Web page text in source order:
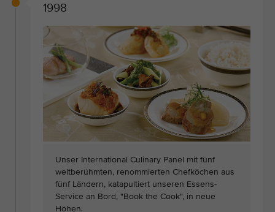
1998
Unser International Culinary Panel mit fünf
weltberühmten, renommierten Chefköchen aus
fünf Ländern, katapultiert unseren Essens-
Service an Bord, "Book the Cook", in neue
Höhen.